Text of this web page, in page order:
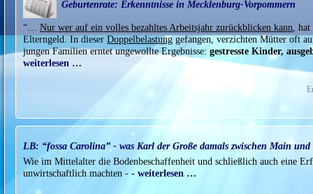
Geburtenrate: Erkenntnisse in Mecklenburg-Vorpommern
“… Nur wer auf ein volles bezahltes Arbeitsjahr zurückblicken kann ,
Elterngeld. In dieser Doppelbelastunggefangen, verzichten Mütter oft
jungen Familien erntet ungewollte Ergebnisse: gestresste Kinder,
weiterlesen …
LB: “fossa Carolina” - was Karl der Große damals zwischen Main
Wie im Mittelalter die Bodenbeschaffenheit und schließlich auch eine
unwirtschaftlich machten - - weiterlesen …